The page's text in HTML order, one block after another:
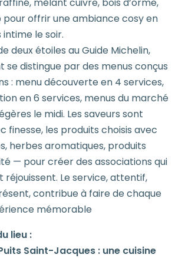
pour offrir une ambiance cosy en
le soir.
deux étoiles au Guide Michelin,
se distingue par des menus conçus
: menu découverte en 4 services,
en 6 services, menus du marché
le midi. Les saveurs sont
finesse, les produits choisis avec
herbes aromatiques, produits
— pour créer des associations qui
Le service, attentif,
contribue à faire de chaque
mémorable
lieu :
Saint-Jacques : une cuisine